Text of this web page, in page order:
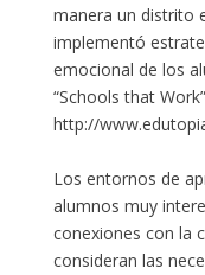
manera un distrito
implementó
emocional de los
“Schools that
http://
Los entornos de
alumnos muy
conexiones con la
consideran las